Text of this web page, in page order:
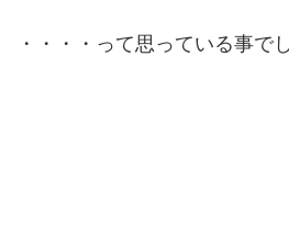
・・・・って思っている事で